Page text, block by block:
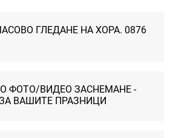
ГЛЕДАНЕ НА ХОРА. 0876
ФОТО/ВИДЕО ЗАСНЕМАНЕ -
ЗА ВАШИТЕ ПРАЗНИЦИ